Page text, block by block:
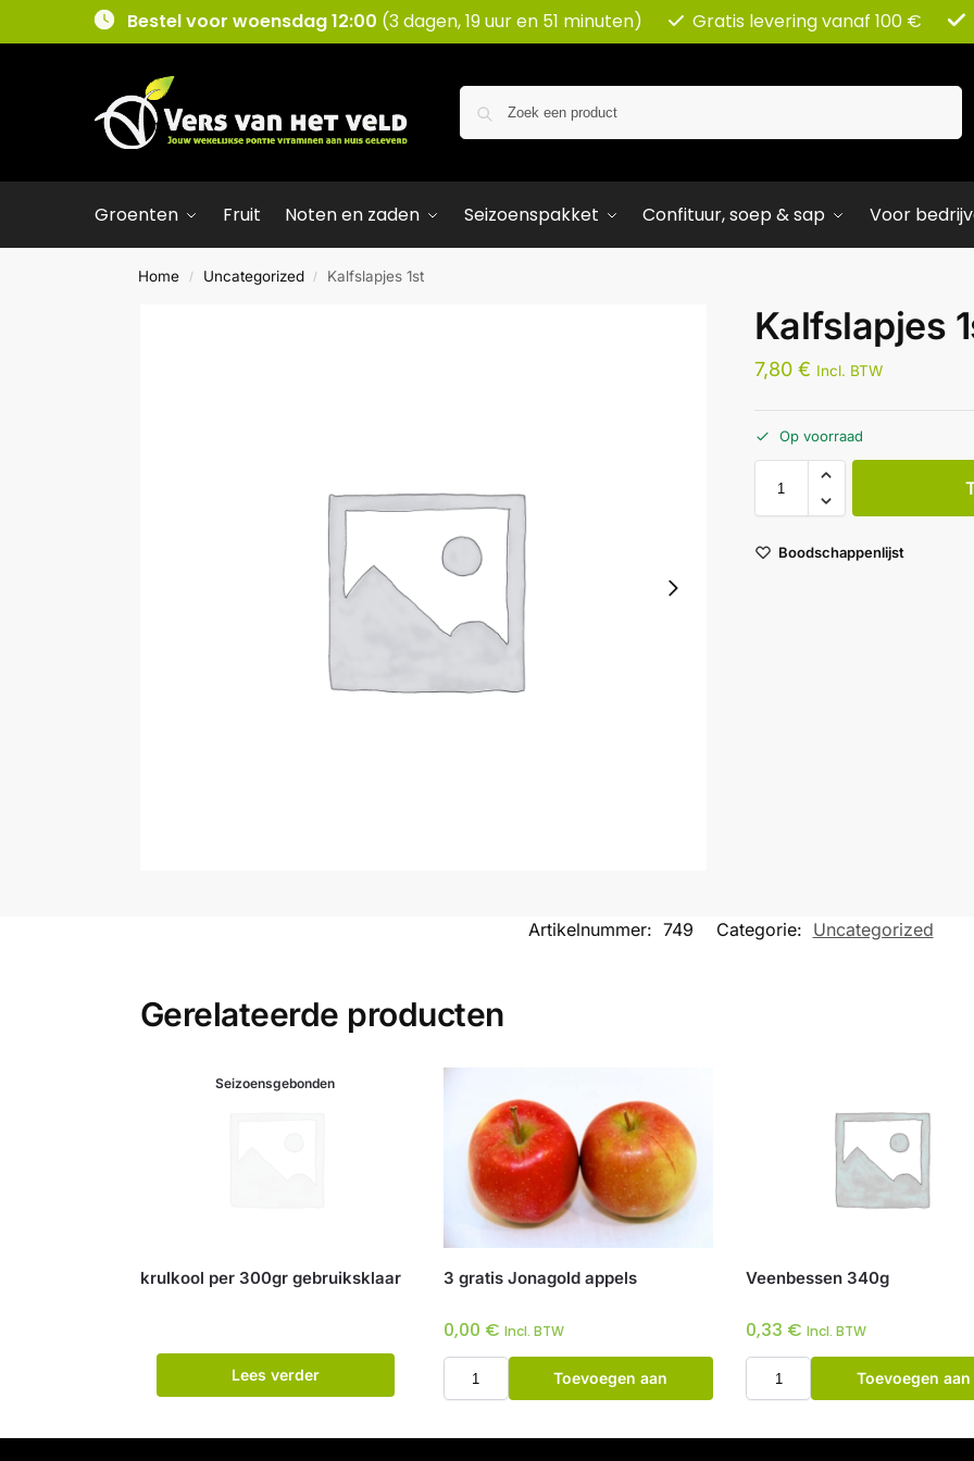
Bestel voor woensdag 12:00 (3 dagen, 19 uur en 51 minuten) Gratis levering vanaf 100 €
Groenten Fruit Noten en zaden Seizoenspakket Confituur, soep & sap Voor
Home / Uncategorized / Kalfslapjes 1st
Kalfslapjes
7,80 € Incl. BTW
Op voorraad
Boodschappenlijst
Artikelnummer: 749 Categorie: Uncategorized
Gerelateerde producten
Seizoensgebonden
krulkool per 300gr gebruiksklaar
Lees verder
3 gratis Jonagold appels
0,00 € Incl. BTW
Toevoegen aan
Veenbessen 340g
0,33 € Incl. BTW
Toevoegen aan